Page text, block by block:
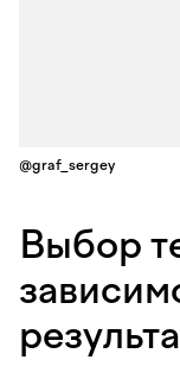
@graf_sergey
Выбор